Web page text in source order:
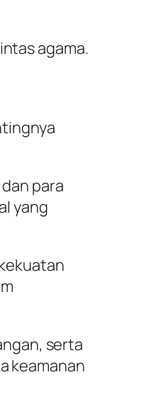
agama.
para
yang
serta
keamanan